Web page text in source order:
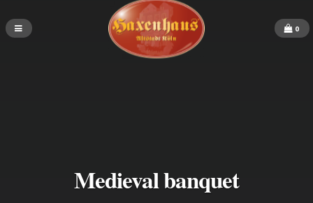
0
Medieval banquet